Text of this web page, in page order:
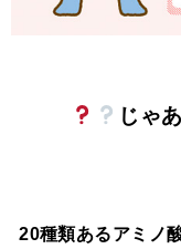
じゃあ
20種類あるアミノ